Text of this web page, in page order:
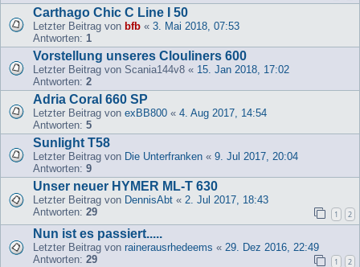
Carthago Chic C Line I 50
Letzter Beitrag von bfb « 3. Mai 2018, 07:53
Antworten: 1
Vorstellung unseres Clouliners 600
Letzter Beitrag von Scania144v8 « 15. Jan 2018, 17:02
Antworten: 2
Adria Coral 660 SP
Letzter Beitrag von exBB800 « 4. Aug 2017, 14:54
Antworten: 5
Sunlight T58
Letzter Beitrag von Die Unterfranken « 9. Jul 2017, 20:04
Antworten: 9
Unser neuer HYMER ML-T 630
Letzter Beitrag von DennisAbt « 2. Jul 2017, 18:43
Antworten: 29 1 2
Nun ist es passiert.....
Letzter Beitrag von rainerausrhedeems « 29. Dez 2016, 22:49
Antworten: 29 1 2